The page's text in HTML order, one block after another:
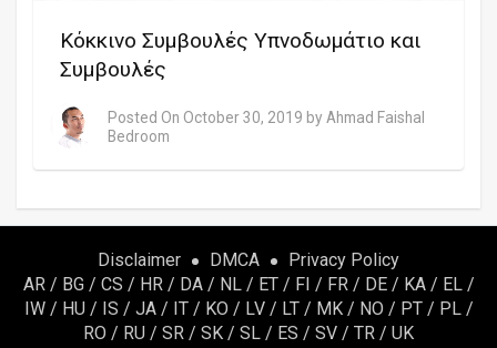
Κόκκινο Συμβουλές Υπνοδωμάτιο και
Συμβουλές
Posted On October 30, 2019 by Ahmad Faishal
Bedroom
Disclaimer DMCA
Privacy Policy
AR/ BG/ CS / HR/ DA/ NL/ ET/ FI / FR/ DE/ KA/ EL/
IW/ HU/ IS / JA/ IT/ KO / LV/ LT/ MK/ NO / PT/ PL/
RO / RU / SR / SK / SL / ES / SV / TR / UK